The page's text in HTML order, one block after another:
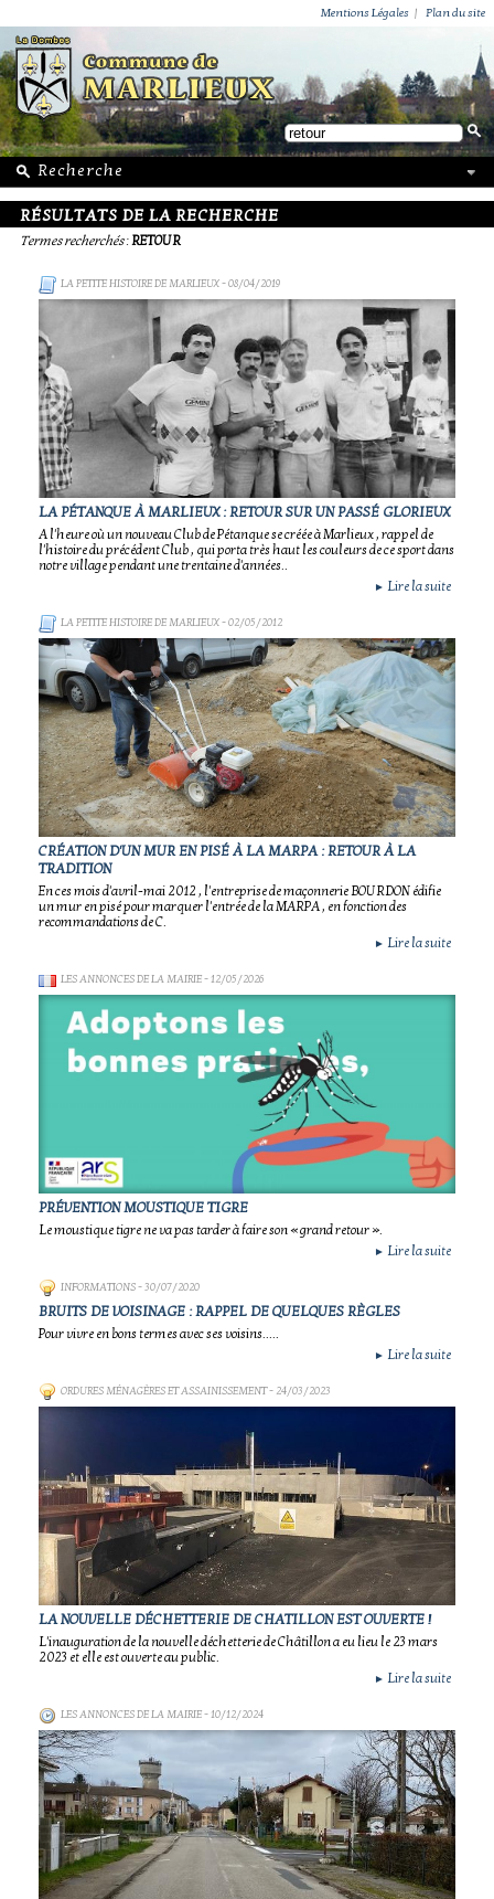
Mentions Légales | Plan du site
RÉSULTATS DE LA RECHERCHE
Termes recherchés:RETOUR
LA PETITE HISTOIRE DE MARLIEUX- 08/04/2019
LA PÉTANQUE À MARLIEUX : RETOUR SUR UN PASSÉ GLORIEUX
A l'heure où un nouveau Club de Pétanque se créée à Marlieux , rappel de
l'histoire du précédent Club , qui porta très haut les couleurs de ce sport dans
notre village pendant une trentaine d'années..
► Lire la suite
LA PETITE HISTOIRE DE MARLIEUX- 02/05/2012
CRÉATION D'UN MUR EN PISÉ À LA MARPA : RETOUR À LA
TRADITION
En ces mois d'avril-mai 2012 , l'entreprise de maçonnerie BOURDON édifie
un mur en pisé pour marquer l'entrée de la MARPA , en fonction des
recommandations de C.
► Lire la suite
LES ANNONCES DE LA MAIRIE- 12/05/2026
PRÉVENTION MOUSTIQUE TIGRE
Le moustique tigre ne va pas tarder à faire son « grand retour ».
► Lire la suite
INFORMATIONS- 30/07/2020
BRUITS DE VOISINAGE : RAPPEL DE QUELQUES RÈGLES
Pour vivre en bons termes avec ses voisins.....
► Lire la suite
ORDURES MÉNAGÈRES ET ASSAINISSEMENT- 24/03/2023
LA NOUVELLE DÉCHETTERIE DE CHATILLON EST OUVERTE !
L'inauguration de la nouvelle déchetterie de Châtillon a eu lieu le 23 mars
2023 et elle est ouverte au public.
► Lire la suite
LES ANNONCES DE LA MAIRIE- 10/12/2024